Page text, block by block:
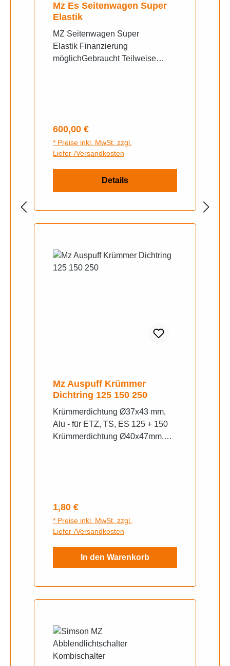
Mz Es Seitenwagen Super
Elastik
MZ Seitenwagen Super
Elastik Finanzierung
möglichGebraucht Teilweise
Regulärer Preis:
600,00 €
* Preise inkl. MwSt. zzgl.
Liefer-/Versandkosten
Details
Mz Auspuff Krümmer
Dichtring 125 150 250
Krümmerdichtung Ø37x43 mm,
Alu - für ETZ, TS, ES 125 + 150
Krümmerdichtung Ø40x47mm,
Regulärer Preis:
1,80 €
* Preise inkl. MwSt. zzgl.
Liefer-/Versandkosten
In den Warenkorb